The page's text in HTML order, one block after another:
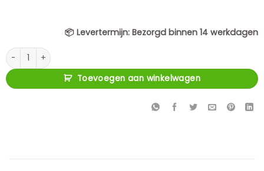
📦 Levertermijn: Bezorgd binnen 14 werkdagen
Draaibare eetkamerstoel Dani Champagne Velvet aantal
Toevoegen aan winkelwagen